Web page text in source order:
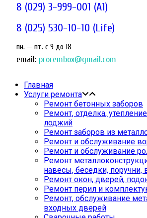
8 (029) 3-999-001 (A1)
8 (025) 530-10-10 (Life)
пн. — пт. c 9 до 18
email: prorembox@gmail.com
Главная
Услуги ремонта
Ремонт бетонных заборов
Ремонт, отделка,
лоджий
Ремонт заборов из
Ремонт и обслуживание
Ремонт и обслуживание
Ремонт
навесы, беседки, поручни,
Ремонт окон, дверей,
Ремонт перил и
Ремонт, обслуживание
входных дверей